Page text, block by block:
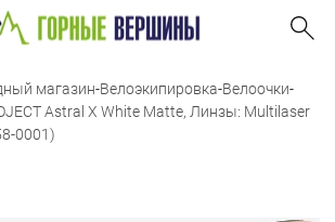
магазин-Велоэкипировка-Велоочки-
Astral X White Matte, Линзы: Multilaser
0001)